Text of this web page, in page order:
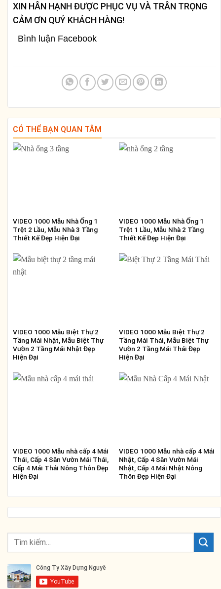
XIN HÂN HẠNH ĐƯỢC PHỤC VỤ VÀ TRÂN TRỌNG
CẢM ƠN QUÝ KHÁCH HÀNG!
Bình luận Facebook
CÓ THỂ BẠN QUAN TÂM
VIDEO 1000 Mẫu Nhà Ống 1
Trệt 2 Lầu, Mẫu Nhà 3 Tầng
Thiết Kế Đẹp Hiện Đại
VIDEO 1000 Mẫu Nhà Ống 1
Trệt 1 Lầu, Mẫu Nhà 2 Tầng
Thiết Kế Đẹp Hiện Đại
VIDEO 1000 Mẫu Biệt Thự 2
Tầng Mái Nhật, Mẫu Biệt Thự
Vườn 2 Tầng Mái Nhật Đẹp
Hiện Đại
VIDEO 1000 Mẫu Biệt Thự 2
Tầng Mái Thái, Mẫu Biệt Thự
Vườn 2 Tầng Mái Thái Đẹp
Hiện Đại
VIDEO 1000 Mẫu nhà cấp 4 Mái
Thái, Cấp 4 Sân Vườn Mái Thái,
Cấp 4 Mái Thái Nông Thôn Đẹp
Hiện Đại
VIDEO 1000 Mẫu nhà cấp 4 Mái
Nhật, Cấp 4 Sân Vườn Mái
Nhật, Cấp 4 Mái Nhật Nông
Thôn Đẹp Hiện Đại